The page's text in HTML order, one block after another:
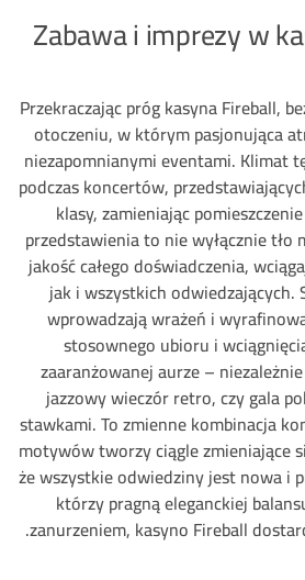
Zabawa i imprezy w
Przekraczając próg kasyna Fireball,
otoczeniu, w którym pasjonująca
niezapomnianymi eventami. Klimat
podczas koncertów,
klasy, zamieniając
przedstawienia to nie wyłącznie tło
jakość całego doświadczenia,
jak i wszystkich odwiedzających.
wprowadzają wrażeń i
stosownego ubioru i
zaaranżowanej aurze –
jazzowy wieczór retro, czy gala
stawkami. To zmienne kombinacja
motywów tworzy ciągle zmieniające
że wszystkie odwiedziny jest nowa i
którzy pragną eleganckiej
zanurzeniem, kasyno Fireball